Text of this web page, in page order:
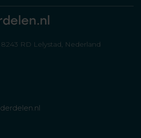
RD Lelystad, Nederland